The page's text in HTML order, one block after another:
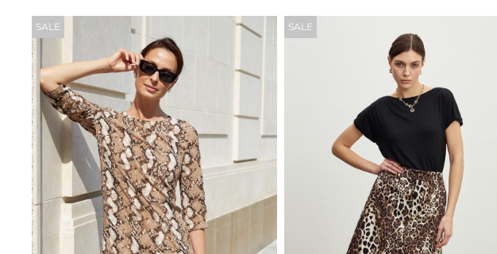
SALE SALE